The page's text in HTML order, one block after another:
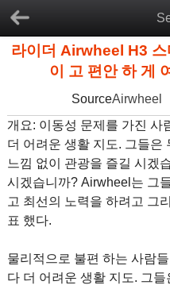
라이더 Airwheel H3 스
이 고 편안 하 게
SourceAirwheel
개요: 이동성 문제를 가진 사
더 어려운 생활 지도. 그들은
느낌 없이 관광을 즐길 시겠
시겠습니까? Airwheel는 그
고 최선의 노력을 하려고 그
표 했다.
물리적으로 불편 하는 사람
다 더 어려운 생활 지도. 그